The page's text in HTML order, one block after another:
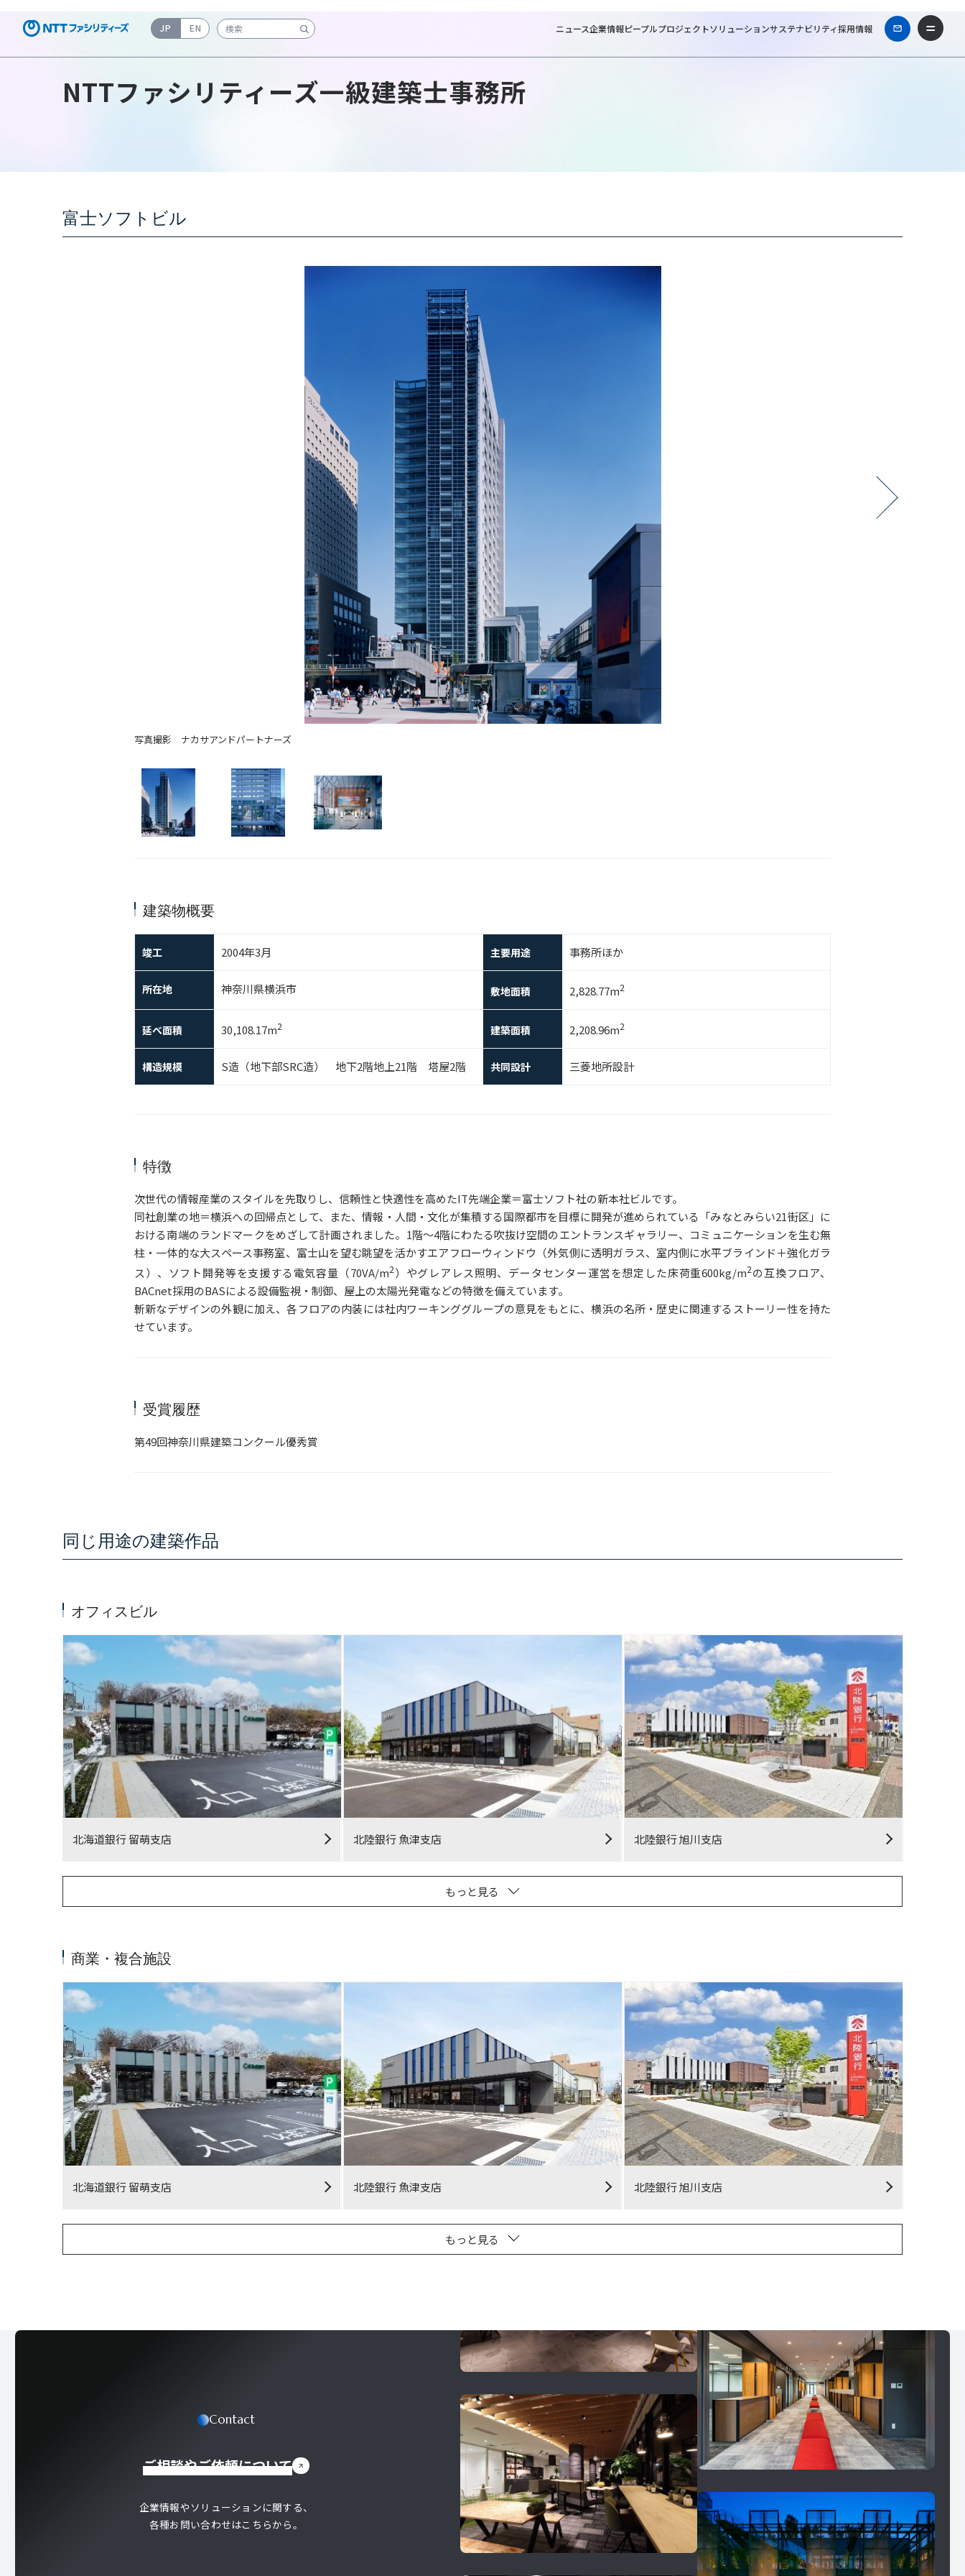
JP EN 検索キーワード入力 ニュース企業情報ピープルプロジェクトソリューションサステナビリティ採用情報
NTTファシリティーズ一級建築士事務所
富士ソフトビル
写真撮影 ナカサアンドパートナーズ
建築物概要
竣工 2004年3月 主要用途 事務所ほか
所在地 神奈川県横浜市 敷地面積 2,828.77m2
延べ面積 30,108.17m2 建築面積 2,208.96m2
構造規模 S造（地下部SRC造） 地下2階地上21階 塔屋2階 共同設計 三菱地所設計
特徴
次世代の情報産業のスタイルを先取りし、信頼性と快適性を高めたIT先端企業＝富士ソフト社の新本社ビルです。
同社創業の地＝横浜への回帰点として、また、情報・人間・文化が集積する国際都市を目標に開発が進められている「みなとみらい21街区」に
おける南端のランドマークをめざして計画されました。1階～4階にわたる吹抜け空間のエントランスギャラリー、コミュニケーションを生む無
柱・一体的な大スペース事務室、富士山を望む眺望を活かすエアフローウィンドウ（外気側に透明ガラス、室内側に水平ブラインド＋強化ガラ
ス）、ソフト開発等を支援する電気容量（70VA/m2）やグレアレス照明、データセンター運営を想定した床荷重600kg/m2の互換フロア、
BACnet採用のBASによる設備監視・制御、屋上の太陽光発電などの特徴を備えています。
斬新なデザインの外観に加え、各フロアの内装には社内ワーキンググループの意見をもとに、横浜の名所・歴史に関連するストーリー性を持た
せています。
受賞履歴
第49回神奈川県建築コンクール優秀賞
同じ用途の建築作品
オフィスビル
北海道銀行 留萌支店 北陸銀行 魚津支店 北陸銀行 旭川支店
もっと見る
商業・複合施設
北海道銀行 留萌支店 北陸銀行 魚津支店 北陸銀行 旭川支店
もっと見る
Contact
ご相談やご依頼について
企業情報やソリューションに関する、
各種お問い合わせはこちらから。